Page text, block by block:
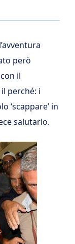
però
il
perché: i
‘scappare’ in
salutarlo.